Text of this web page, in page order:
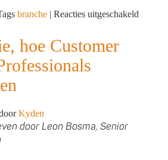
branche | Reacties uitgeschakeld
hoe Customer
Kyden
door Leon Bosma, Senior